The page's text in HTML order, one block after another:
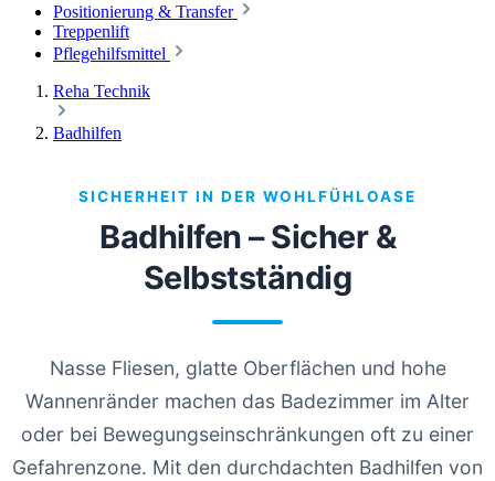
Positionierung & Transfer
Treppenlift
Pflegehilfsmittel
Reha Technik
Badhilfen
SICHERHEIT IN DER WOHLFÜHLOASE
Badhilfen – Sicher &
Selbstständig
Nasse Fliesen, glatte Oberflächen und hohe
Wannenränder machen das Badezimmer im Alter
oder bei Bewegungseinschränkungen oft zu einer
Gefahrenzone. Mit den durchdachten Badhilfen von